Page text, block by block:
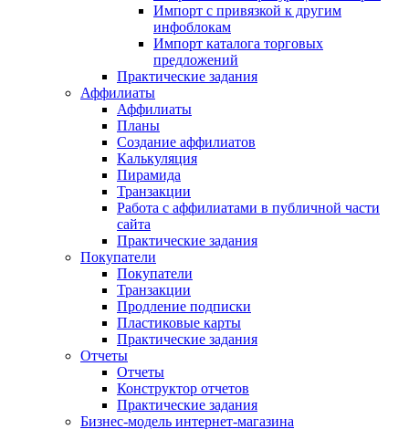
Импорт с привязкой к другим
инфоблокам
Импорт каталога торговых
предложений
Практические задания
Аффилиаты
Аффилиаты
Планы
Создание аффилиатов
Калькуляция
Пирамида
Транзакции
Работа с аффилиатами в публичной части
сайта
Практические задания
Покупатели
Покупатели
Транзакции
Продление подписки
Пластиковые карты
Практические задания
Отчеты
Отчеты
Конструктор отчетов
Практические задания
Бизнес-модель интернет-магазина